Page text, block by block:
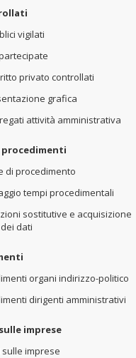
vigilati
privato controllati
grafica
attività amministrativa
di procedimento
tempi procedimentali
sostitutive e acquisizione
dati
organi indirizzo-politico
dirigenti amministrativi
imprese
imprese